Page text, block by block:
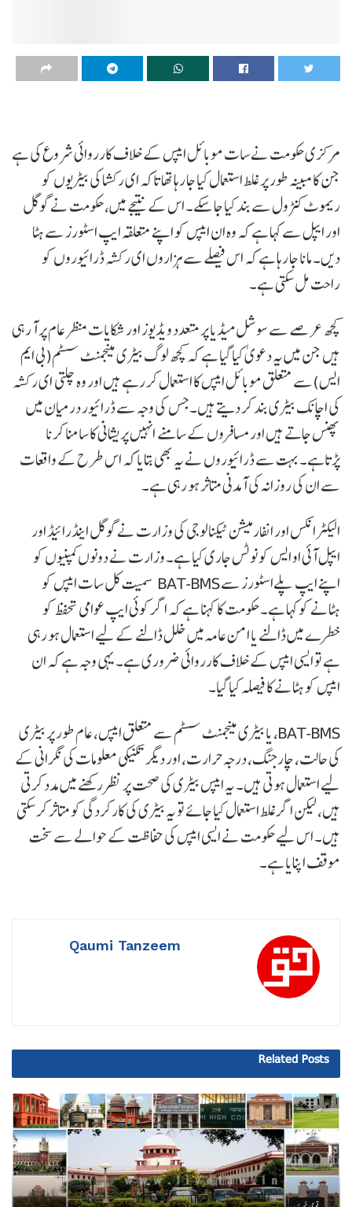
مرکزی حکومت نے سات موبائل ایپس کے خلاف کارروائی شروع کی ہے
جن کا مبینہ طور پر غلط استعمال کیا جا رہا تھا تاکہ ای رکشا کی بیٹریوں کو
ریموٹ کنٹرول سے بند کیا جا سکے۔ اس کے نتیجے میں، حکومت نے گوگل
اور ایپل سے کہا ہے کہ وہ ان ایپس کو اپنے متعلقہ ایپ اسٹورز سے ہٹا
دیں۔ مانا جا رہا ہے کہ اس فیصلے سے ہزاروں ای رکشہ ڈرائیوروں کو
راحت مل سکتی ہے۔
کچھ عرصے سے سوشل میڈیا پر متعدد ویڈیوز اور شکایات منظر عام پر آ رہی
ہیں جن میں یہ دعویٰ کیا گیا ہے کہ کچھ لوگ بیٹری مینجمنٹ سسٹم(بی ایم
ایس)سے متعلق موبائل ایپس کا استعمال کر رہے ہیں اور وہ چلتی ای رکشہ
کی اچانک بیٹری بند کر دیتے ہیں۔جس کی وجہ سے ڈرائیور درمیان میں
پھنس جاتے ہیں اور مسافروں کے سامنے انہیں پریشانی کا سامنا کرنا
پڑتاہے۔ بہت سے ڈرائیوروں نے یہ بھی بتایا کہ اس طرح کے واقعات
سے ان کی روزانہ کی آمدنی متاثر ہو رہی ہے۔
الیکٹرانکس اور انفارمیشن ٹیکنالوجی کی وزارت نے گوگل اینڈرائیڈ اور
ایپل آئی او ایس کو نوٹس جاری کیا ہے۔ وزارت نے دونوں کمپنیوں کو
اپنے ایپ پلےاسٹورز سے BAT-BMS سمیت کل سات ایپس کو
ہٹانے کو کہا ہے۔ حکومت کا کہنا ہے کہ اگر کوئی ایپ عوامی تحفظ کو
خطرے میں ڈالنے یا امن عامہ میں خلل ڈالنے کے لیے استعمال ہو رہی
ہے تو ایسی ایپس کے خلاف کارروائی ضروری ہے۔ یہی وجہ ہے کہ ان
ایپس کو ہٹانے کا فیصلہ کیا گیا۔
BAT-BMS، یا بیٹری مینجمنٹ سسٹم سے متعلق ایپس، عام طور پر بیٹری
کی حالت، چارجنگ، درجہ حرارت، اور دیگر تکنیکی معلومات کی نگرانی کے
لیے استعمال ہوتی ہیں۔ یہ ایپس بیٹری کی صحت پر نظر رکھنے میں مدد کرتی
ہیں، لیکن اگر غلط استعمال کیا جائے تو یہ بیٹری کی کارکردگی کو متاثر کر سکتی
ہیں۔ اس لیے حکومت نے ایسی ایپس کی حفاظت کے حوالے سے سخت
موقف اپنایا ہے۔
Qaumi Tanzeem
Related Posts